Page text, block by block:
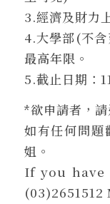
3.經濟及財力
4.大學部(不
最高年限。
5.截止日期：
*欲申請者，
如有任何問
姐。
If you have
(03)2651512